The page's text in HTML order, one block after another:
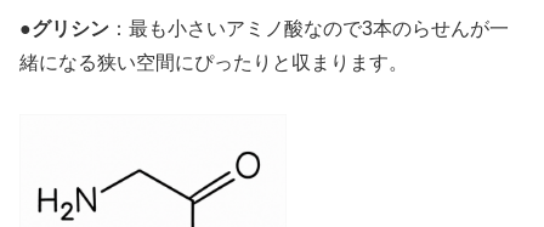
●グリシン ：最も小さいアミノ酸なので3本のらせんが一
緒になる狭い空間にぴったりと収まります。